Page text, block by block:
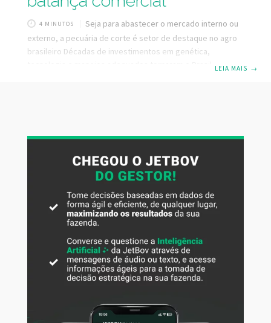
4 MINUTOS
Seja para abastecer o mercado interno ou
externo, a pecuária de corte é setor de destaque no agro
brasileiro Décadas de investimentos em genética,
tecnologia e manejos adequados tornaram o Brasil o que é
LEIA MAIS →